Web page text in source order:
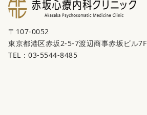
〒107-0052
東京都港区赤坂2-5-7渡辺商事赤坂ビル7F
TEL：03-5544-8485